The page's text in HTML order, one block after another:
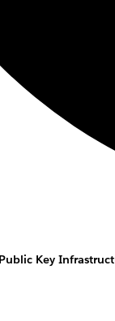
Key